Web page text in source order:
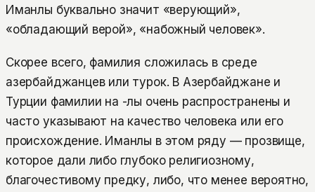
Иманлы буквально значит «верующий»,
«обладающий верой», «набожный человек».
Скорее всего, фамилия сложилась в среде
азербайджанцев или турок. В Азербайджане и
Турции фамилии на -лы очень распространены и
часто указывают на качество человека или его
происхождение. Иманлы в этом ряду — прозвище,
которое дали либо глубоко религиозному,
благочестивому предку, либо, что менее вероятно,